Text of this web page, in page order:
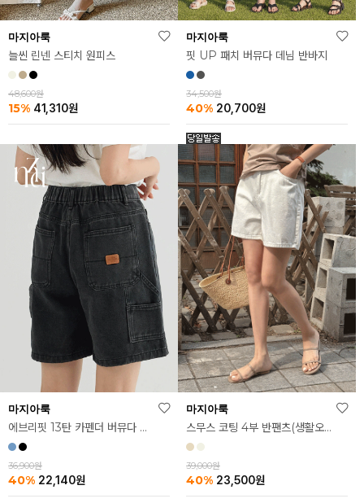
마지아룩
늘씬 린넨 스티치 원피스
48,600원
15% 41,310원
마지아룩
핏 UP 패치 버뮤다 데님 반바지
34,500원
40% 20,700원
마지아룩
에브리핏 13탄 카펜더 버뮤다 데님 반바지
36,900원
40% 22,140원
마지아룩
스무스 코팅 4부 반팬츠(생활오염방수)
39,000원
40% 23,500원